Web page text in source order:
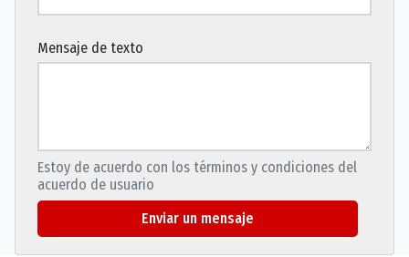
Mensaje de texto
Estoy de acuerdo con los términos y condiciones del
acuerdo de usuario
Enviar un mensaje